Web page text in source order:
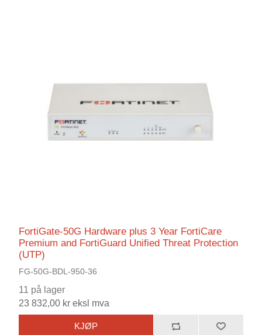
FortiGate-50G Hardware plus 3 Year FortiCare
Premium and FortiGuard Unified Threat Protection
(UTP)
FG-50G-BDL-950-36
11 på lager
23 832,00 kr eksl mva
KJØP